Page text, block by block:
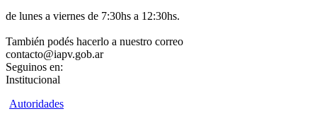
de lunes a viernes de 7:30hs a 12:30hs.
También podés hacerlo a nuestro correo
contacto@iapv.gob.ar
Seguinos en:
Institucional
Autoridades